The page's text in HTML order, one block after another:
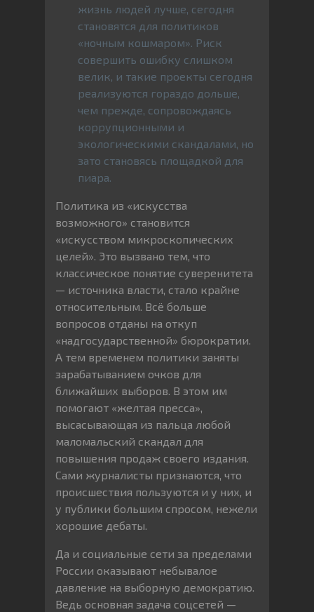
жизнь людей лучше, сегодня
становятся для политиков
«ночным кошмаром». Риск
совершить ошибку слишком
велик, и такие проекты сегодня
реализуются гораздо дольше,
чем прежде, сопровождаясь
коррупционными и
экологическими скандалами, но
зато становясь площадкой для
пиара.
Политика из «искусства
возможного» становится
«искусством микроскопических
целей». Это вызвано тем, что
классическое понятие суверенитета
— источника власти, стало крайне
относительным. Всё больше
вопросов отданы на откуп
«надгосударственной» бюрократии.
А тем временем политики заняты
зарабатыванием очков для
ближайших выборов. В этом им
помогают «желтая пресса»,
высасывающая из пальца любой
маломальский скандал для
повышения продаж своего издания.
Сами журналисты признаются, что
происшествия пользуются и у них, и
у публики большим спросом, нежели
хорошие дебаты.
Да и социальные сети за пределами
России оказывают небывалое
давление на выборную демократию.
Ведь основная задача соцсетей —